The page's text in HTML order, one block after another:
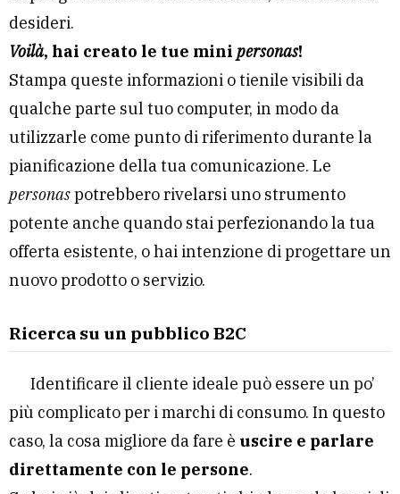
desideri.
Voilà, hai creato le tue mini personas!
Stampa queste informazioni o tienile visibili da
qualche parte sul tuo computer, in modo da
utilizzarle come punto di riferimento durante la
pianificazione della tua comunicazione. Le
personaspotrebbero rivelarsi uno strumento
potente anche quando stai perfezionando la tua
offerta esistente, o hai intenzione di progettare un
nuovo prodotto o servizio.
Ricerca su un pubblico B2C
Identificare il cliente ideale può essere un po’
più complicato per i marchi di consumo. In questo
caso, la cosa migliore da fare è uscire e parlare
direttamente con le persone.